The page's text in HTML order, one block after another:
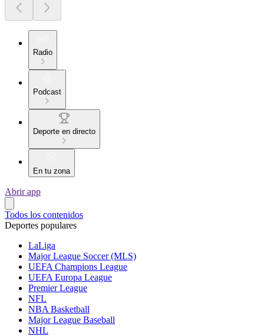
Radio
Podcast
Deporte en directo
En tu zona
Abrir app
Todos los contenidos
Deportes populares
LaLiga
Major League Soccer (MLS)
UEFA Champions League
UEFA Europa League
Premier League
NFL
NBA Basketball
Major League Baseball
NHL